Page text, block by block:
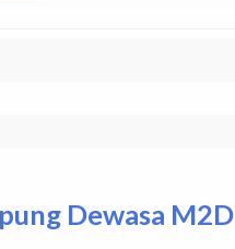
Dewasa M2D